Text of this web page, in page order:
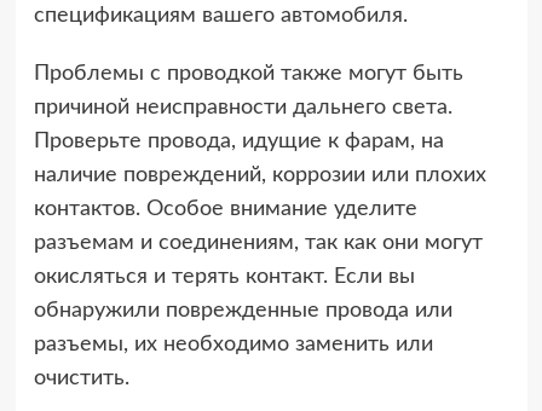
спецификациям вашего автомобиля.
Проблемы с проводкой также могут быть
причиной неисправности дальнего света.
Проверьте провода, идущие к фарам, на
наличие повреждений, коррозии или плохих
контактов. Особое внимание уделите
разъемам и соединениям, так как они могут
окисляться и терять контакт. Если вы
обнаружили поврежденные провода или
разъемы, их необходимо заменить или
очистить.